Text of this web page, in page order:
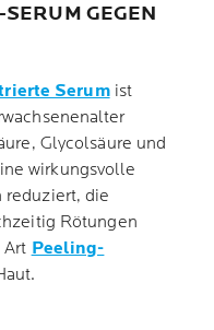
GEGEN
Serumist
Glycolsäure und
wirkungsvolle
reduziert, die
Rötungen
Peeling-